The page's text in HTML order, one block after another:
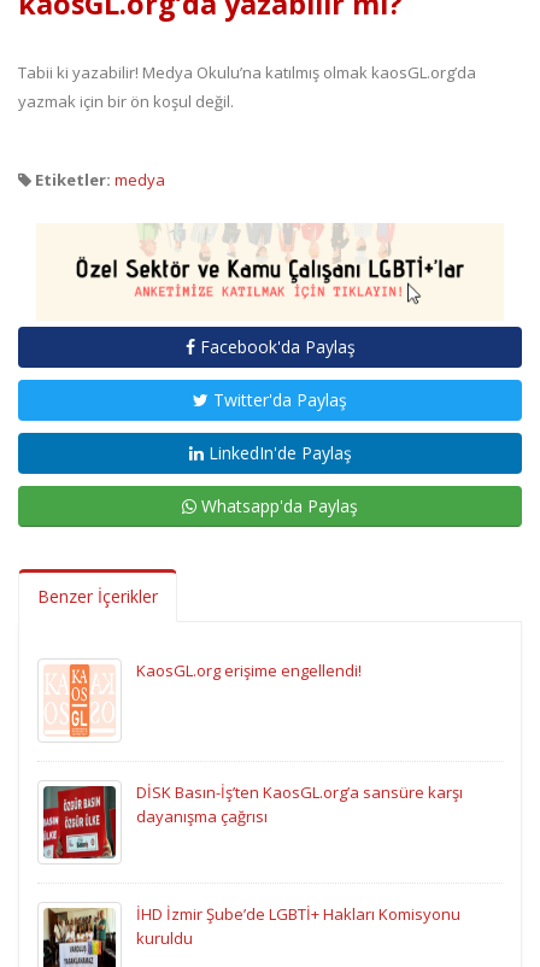
Tabii ki yazabilir! Medya Okulu’na katılmış olmak kaosGL.org’da
yazmak için bir ön koşul değil.
Etiketler: medya
Facebook'da Paylaş
Twitter'da Paylaş
LinkedIn'de Paylaş
Whatsapp'da Paylaş
Benzer İçerikler
KaosGL.org erişime engellendi!
DİSK Basın-İş’ten KaosGL.org’a sansüre karşı
dayanışma çağrısı
İHD İzmir Şube’de LGBTİ+ Hakları Komisyonu
kuruldu